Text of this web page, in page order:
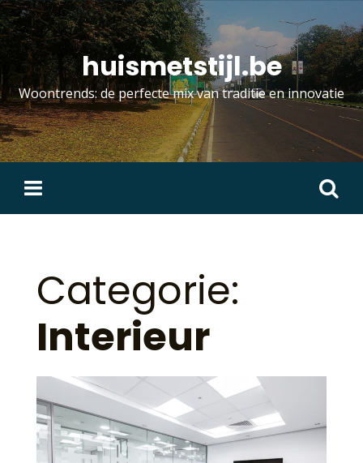
Skip
to
content
huismetstijl.be
Woontrends: de perfecte mix van traditie en innovatie
Zoeken
naar:
Categorie:
Interieur